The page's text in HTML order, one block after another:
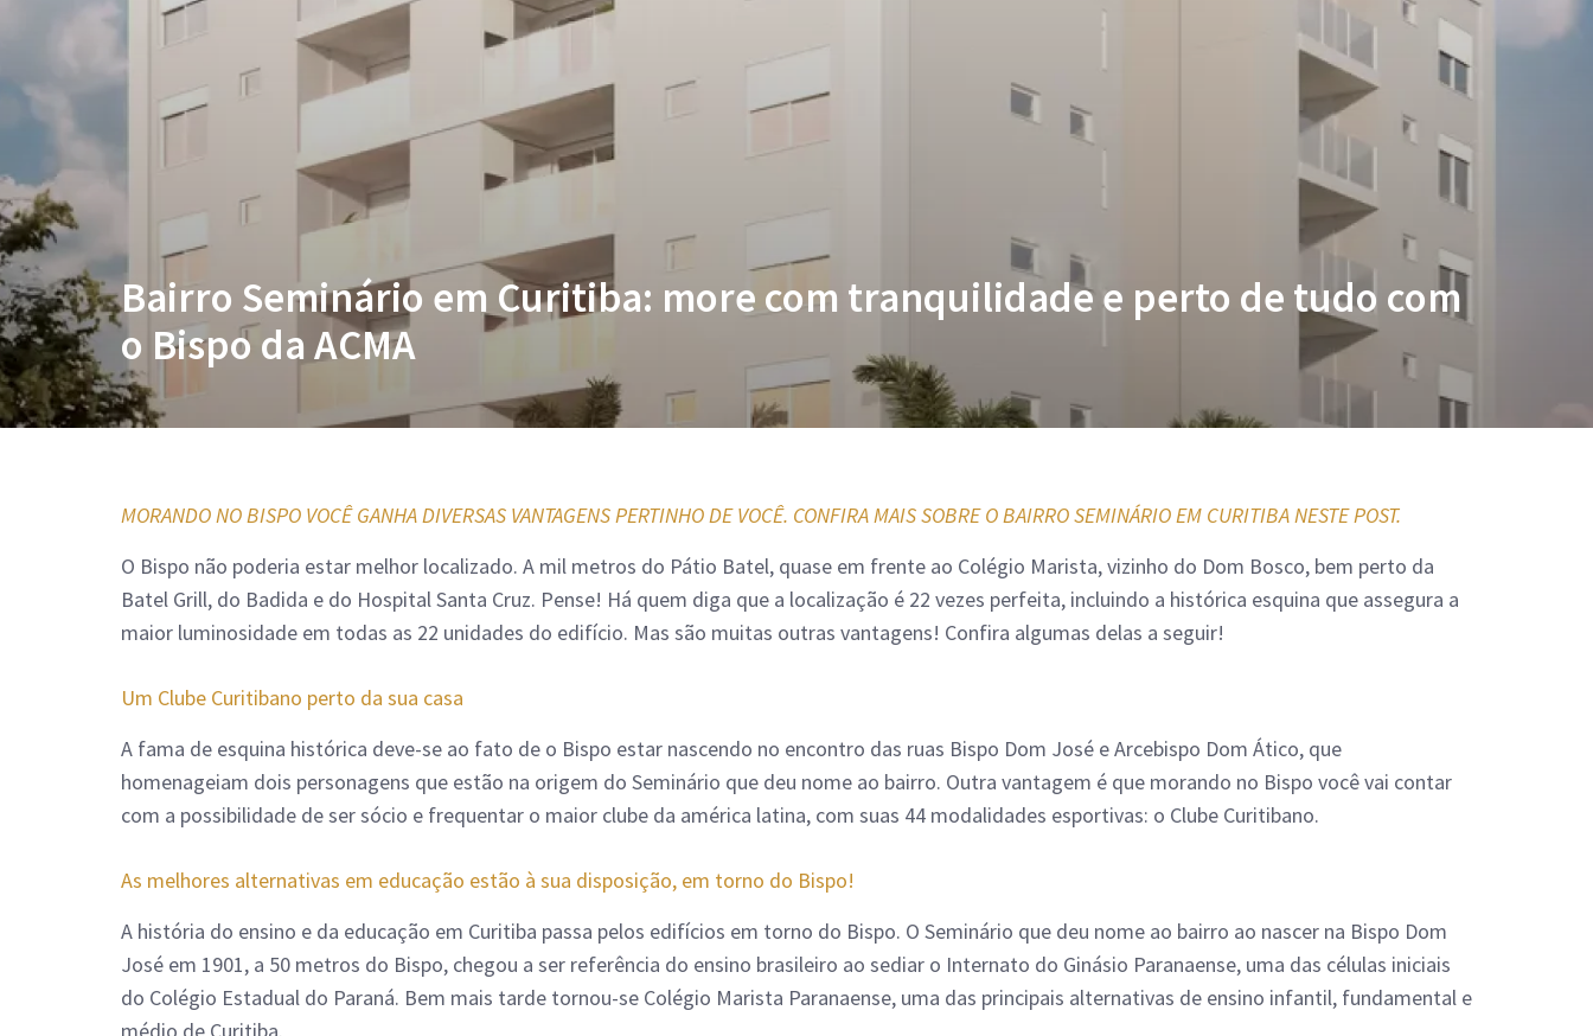
Bairro Seminário em Curitiba: more com tranquilidade e perto de tudo com
o Bispo da ACMA
MORANDO NO BISPO VOCÊ GANHA DIVERSAS VANTAGENS PERTINHO DE VOCÊ. CONFIRA MAIS SOBRE O BAIRRO SEMINÁRIO EM CURITIBA NESTE POST.
O Bispo não poderia estar melhor localizado. A mil metros do Pátio Batel, quase em frente ao Colégio Marista, vizinho do Dom Bosco, bem perto da
Batel Grill, do Badida e do Hospital Santa Cruz. Pense! Há quem diga que a localização é 22 vezes perfeita, incluindo a histórica esquina que assegura a
maior luminosidade em todas as 22 unidades do edifício. Mas são muitas outras vantagens! Confira algumas delas a seguir!
Um Clube Curitibano perto da sua casa
A fama de esquina histórica deve-se ao fato de o Bispo estar nascendo no encontro das ruas Bispo Dom José e Arcebispo Dom Ático, que
homenageiam dois personagens que estão na origem do Seminário que deu nome ao bairro. Outra vantagem é que morando no Bispo você vai contar
com a possibilidade de ser sócio e frequentar o maior clube da américa latina, com suas 44 modalidades esportivas: o Clube Curitibano.
As melhores alternativas em educação estão à sua disposição, em torno do Bispo!
A história do ensino e da educação em Curitiba passa pelos edifícios em torno do Bispo. O Seminário que deu nome ao bairro ao nascer na Bispo Dom
José em 1901, a 50 metros do Bispo, chegou a ser referência do ensino brasileiro ao sediar o Internato do Ginásio Paranaense, uma das células iniciais
do Colégio Estadual do Paraná. Bem mais tarde tornou-se Colégio Marista Paranaense, uma das principais alternativas de ensino infantil, fundamental e